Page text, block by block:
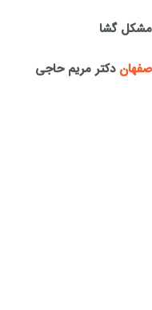
گشا
دکتر مریم حاجی